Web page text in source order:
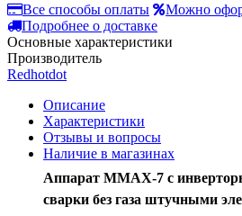
Все способы оплаты
Можно
Подробнее о доставке
Основные характеристики
Производитель
Redhotdot
Описание
Характеристики
Отзывы и вопросы
Наличие в магазинах
Аппарат MMAX-7 с
сварки без газа штучными